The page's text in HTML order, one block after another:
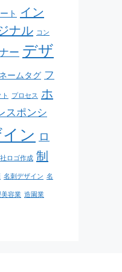
ト イン
ナル コン
ー デザ
ネームタグ フ
プロセス ホ
スポンシ
ン ロ
ロゴ作成 制
名刺デザイン 名
美容業 造園業